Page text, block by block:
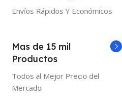
Envíos Rápidos Y Económicos
Mas de 15 mil
Productos
Todos al Mejor Precio del
Mercado